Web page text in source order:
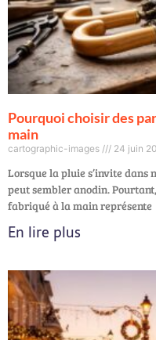
Pourquoi choisir des
main
cartographic-images 24 juin
Lorsque la pluie s’invite dans
peut sembler anodin.
fabriqué à la main représente
En lire plus